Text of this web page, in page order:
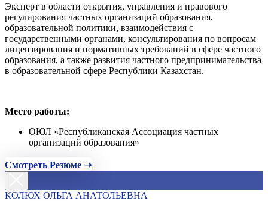
Эксперт в области открытия, управления и правового
регулирования частных организаций образования,
образовательной политики, взаимодействия с
государственными органами, консультирования по вопросам
лицензирования и нормативных требований в сфере частного
образования, а также развития частного предпринимательства
в образовательной сфере Республики Казахстан.
Место работы:
ОЮЛ «Республиканская Ассоциация частных
организаций образования»
Смотреть Резюме ➝
КОЛЮХ ОЛЬГА АНАТОЛЬЕВНА